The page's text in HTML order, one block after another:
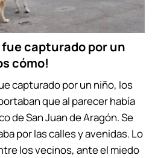
capturado por un
cómo!
capturado por un niño, los
que al parecer había
de San Juan de Aragón. Se
por las calles y avenidas. Lo
los vecinos, ante el miedo